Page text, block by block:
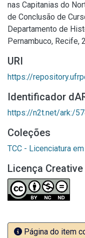
nas Capitanias do
de Conclusão de
Departamento de
Pernambuco, Recife,
URI
https://
Identificador
https://n2t.net/ark:/
Coleções
TCC - Licenciatura
Licença
Página do item